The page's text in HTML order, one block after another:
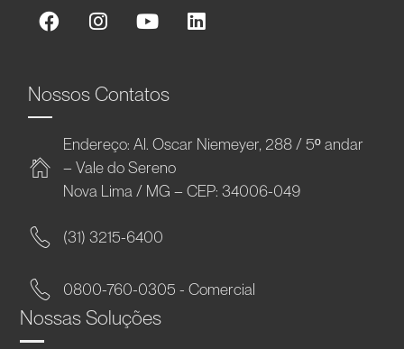
Nossos Contatos
Endereço: Al. Oscar Niemeyer, 288 / 5º andar
– Vale do Sereno
Nova Lima / MG – CEP: 34006-049
(31) 3215-6400
0800-760-0305 - Comercial
Nossas Soluções